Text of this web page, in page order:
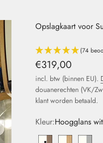
Opslagkaart voor
(74
Speciale
€319,00
incl. btw (binnen EU).
douanerechten (VK/
klant worden betaald.
Kleur:Hoogglans